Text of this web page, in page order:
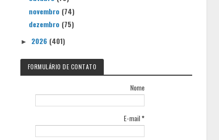
novembro (74)
dezembro (75)
► 2026 (401)
FORMULÁRIO DE CONTATO
Nome
E-mail*